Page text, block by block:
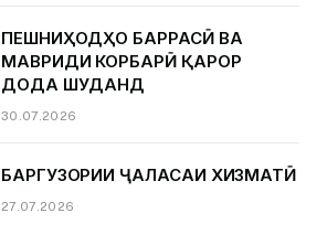
ПЕШНИҲОДҲО БАРРАСӢ ВА
МАВРИДИ КОРБАРӢ ҚАРОР
ДОДА ШУДАНД
30.07.2026
БАРГУЗОРИИ ҶАЛАСАИ ХИЗМАТӢ
27.07.2026